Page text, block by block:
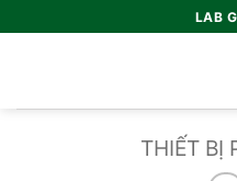
qua
LAB
THIẾT BỊ